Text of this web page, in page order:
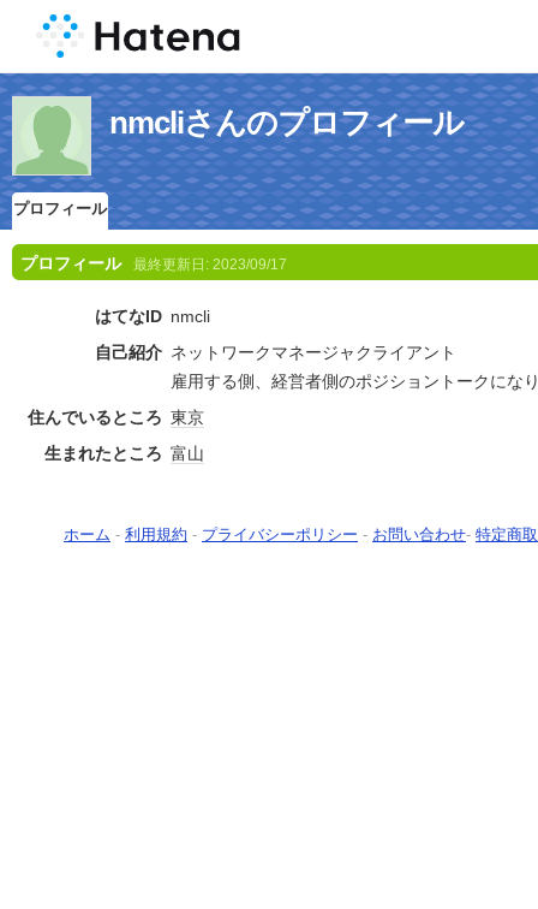
nmcliさんのプロフィール
プロフィール
プロフィール 最終更新日: 2023/09/17
はてなID nmcli
自己紹介 ネットワークマネージャクライアント
雇用する側、経営者側のポジショントークにな
住んでいるところ 東京
生まれたところ 富山
ホーム - 利用規約 - プライバシーポリシー - お問い合わせ- 特定商